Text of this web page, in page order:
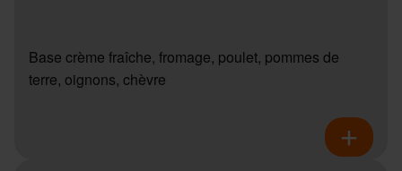
Base crème fraîche, fromage, poulet, pommes de
terre, oignons, chèvre